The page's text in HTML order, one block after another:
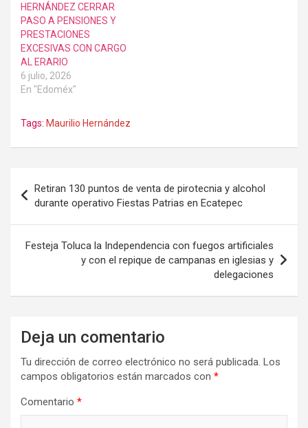
HERNÁNDEZ CERRAR
PASO A PENSIONES Y
PRESTACIONES
EXCESIVAS CON CARGO
AL ERARIO
6 julio, 2026
En "Edoméx"
Tags: Maurilio Hernández
de
entradas
Retiran 130 puntos de venta de pirotecnia y alcohol
durante operativo Fiestas Patrias en Ecatepec
Festeja Toluca la Independencia con fuegos artificiales
y con el repique de campanas en iglesias y
delegaciones
Deja un comentario
Tu dirección de correo electrónico no será publicada. Los
campos obligatorios están marcados con *
Comentario *